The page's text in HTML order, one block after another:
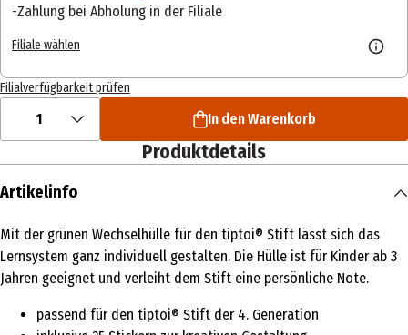
Zahlung bei Abholung in der Filiale
Filiale wählen
Filialverfügbarkeit prüfen
1 In den Warenkorb
Produktdetails
Artikelinfo
Mit der grünen Wechselhülle für den tiptoi® Stift lässt sich das
Lernsystem ganz individuell gestalten. Die Hülle ist für Kinder ab 3
Jahren geeignet und verleiht dem Stift eine persönliche Note.
passend für den tiptoi® Stift der 4. Generation